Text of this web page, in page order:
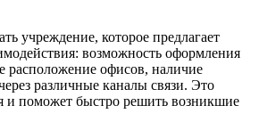
учреждение, которое предлагает
возможность оформления
расположение офисов, наличие
различные каналы связи. Это
и поможет быстро решить возникшие